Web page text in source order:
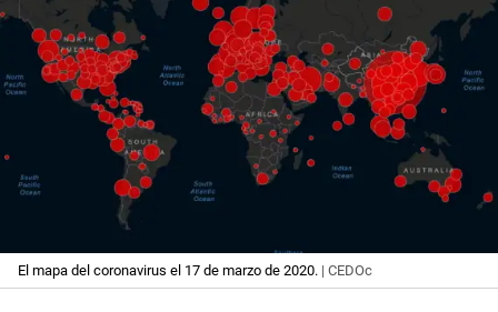
El mapa del coronavirus el 17 de marzo de 2020. | CEDOc